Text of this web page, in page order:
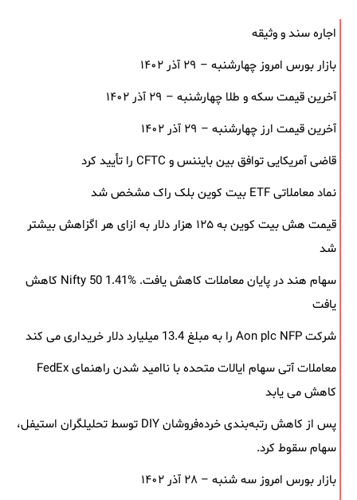
اجاره سند و وثیقه
بازار بورس امروز چهارشنبه – ۲۹ آذر ۱۴۰۲
آخرین قیمت سکه و طلا چهارشنبه – ۲۹ آذر ۱۴۰۲
آخرین قیمت ارز چهارشنبه – ۲۹ آذر ۱۴۰۲
قاضی آمریکایی توافق بین بایننس و CFTC را تأیید کرد
نماد معاملاتی ETF بیت کوین بلک ‌راک مشخص شد
قیمت هش بیت کوین به ۱۲۵ هزار دلار به‌ ازای هر اگزاهش بیشتر
شد
سهام هند در پایان معاملات کاهش یافت. Nifty 50 1.41% کاهش
یافت
شرکت Aon plc NFP را به مبلغ 13.4 میلیارد دلار خریداری می کند
معاملات آتی سهام ایالات متحده با ناامید شدن راهنمای FedEx
کاهش می یابد
پس از کاهش رتبه‌بندی خرده‌فروشان DIY توسط تحلیلگران استیفل،
سهام سقوط کرد.
بازار بورس امروز سه شنبه – ۲۸ آذر ۱۴۰۲